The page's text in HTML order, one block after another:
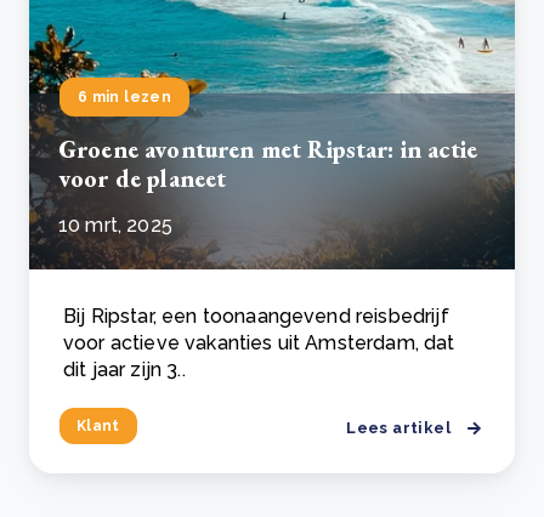
6 min lezen
Groene avonturen met Ripstar: in actie
voor de planeet
10 mrt, 2025
Klant
Bij Ripstar, een toonaangevend reisbedrijf
voor actieve vakanties uit Amsterdam, dat
dit jaar zijn 3..
Lees artikel